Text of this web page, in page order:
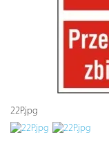
22P.jpg